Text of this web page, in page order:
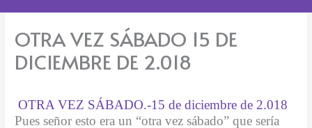
u
t
u
b
c
e
b
o
v
e
o
OTRA VEZ SÁBADO 15 DE
DICIEMBRE DE 2.018
OTRA VEZ SÁBADO.-15 de diciembre de 2.018
Pues señor esto era un “otra vez sábado” que sería